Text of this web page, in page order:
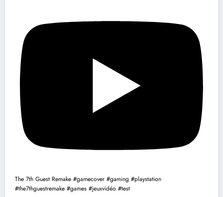
The 7th Guest Remake #gamecover #gaming #playstation
#the7thguestremake #games #jeuxvidéo #test